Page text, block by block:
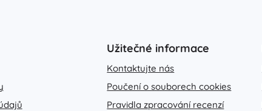
Užitečné informace
Kontaktujte nás
Poučení o souborech cookies
Pravidla zpracování recenzí